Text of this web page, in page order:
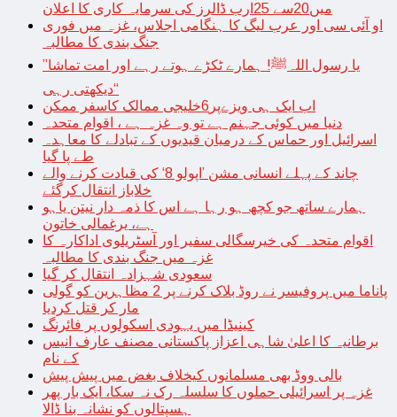
میں20سے 25ارب ڈالرز کی سرمایہ کاری کا اعلان
او آئی سی اور عرب لیگ کا ہنگامی اجلاس، غزہ میں فوری
جنگ بندی کا مطالبہ
’’یا رسول اللہﷺ! ہمارے ٹکڑے ہوتے رہے اور امت تماشا
دیکھتی رہی‘‘
اب ایک ہی ویزےپر6خلیجی ممالک کاسفر ممکن
دنیا میں کوئی جہنم ہے تو وہ غزہ ہے ، اقوام متحدہ
اسرائیل اور حماس کے درمیان قیدیوں کے تبادلے کا معاہدہ
طے پا گیا
چاند کے پہلے انسانی مشن ’اپولو 8‘ کی قیادت کرنے والے
خلاباز انتقال کرگئے
ہمارے ساتھ جو کچھ ہو رہا ہے اس کا ذمہ دار نیتن یاہو
ہے، یرغمالی خاتون
اقوام متحدہ کی خیرسگالی سفیر اور آسٹریلوی اداکارہ کا
غزہ میں جنگ بندی کا مطالبہ
سعودی شہزادہ انتقال کر گیا
پاناما میں پروفیسر نے روڈ بلاک کرنے پر 2 مظاہرین کو گولی
مار کر قتل کردیا
کینیڈا میں یہودی اسکولوں پر فائرنگ
برطانیہ کا اعلیٰ شاہی اعزاز پاکستانی مصنف عارف انیس
کے نام
بالی ووڈ بھی مسلمانوں کیخلاف بغض میں پیش پیش
غزہ پر اسرائیلی حملوں کا سلسلہ رک نہ سکا، ایک بار پھر
ہسپتالوں کو نشانہ بنا ڈالا